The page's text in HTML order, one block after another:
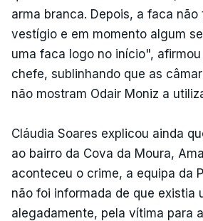
arma branca. Depois, a faca não
vestígio e em momento algum
uma faca logo no início",
chefe, sublinhando que as
não mostram Odair Moniz a
Cláudia Soares explicou ainda
ao bairro da Cova da Moura,
aconteceu o crime, a equipa da
não foi informada de que existia
alegadamente, pela vítima para